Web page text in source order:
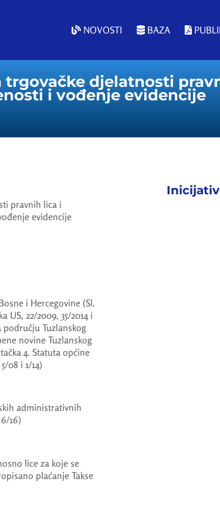
NOVOSTI BAZA
djelatnosti
i vođenje evidencije
pravnih lica i
evidencije
i Hercegovine (Sl.
US, 22/2009, 35/2014 i
Tuzlanskog
novine Tuzlanskog
4. Statuta općine
08 i 1/14)
administrativnih
16)
lice za koje se
plaćanje Takse